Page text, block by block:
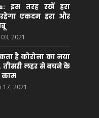
इस तरह रखें हरा
एकदम हरा और
03, 2021
है कोरोना का नया
लहर से बचने के
काम
17, 2021